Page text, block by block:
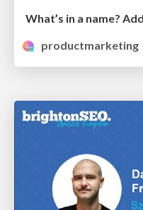
What’s in a name?
productmarketing